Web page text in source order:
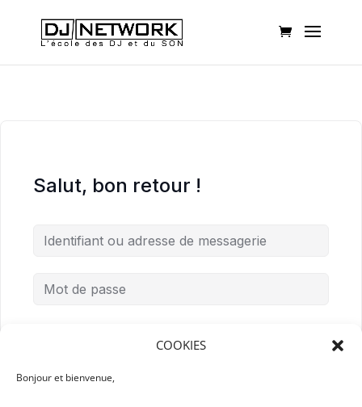
COOKIES
Bonjour et bienvenue,
Salut, bon retour !
Me garder connecté